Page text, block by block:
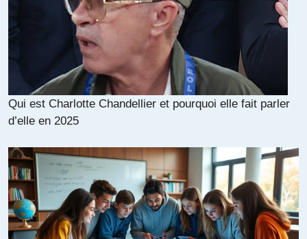
Qui est Charlotte Chandellier et pourquoi elle fait parler
d’elle en 2025